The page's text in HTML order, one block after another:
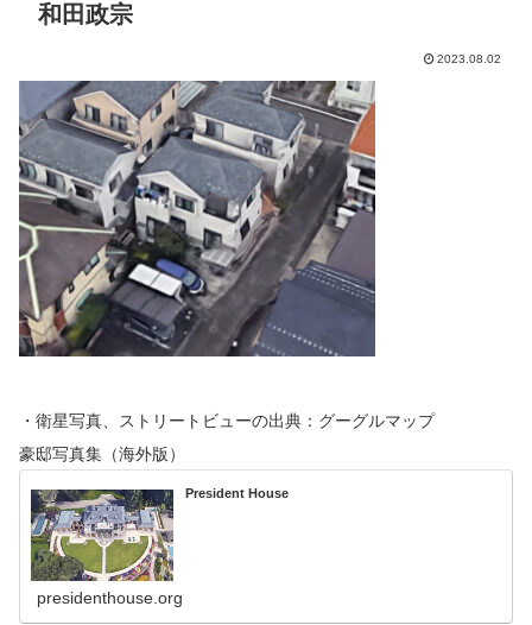
和田政宗
2023.08.02
・衛星写真、ストリートビューの出典：グーグルマップ
豪邸写真集（海外版）
President House
presidenthouse.org